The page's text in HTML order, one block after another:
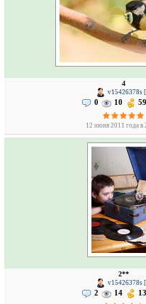
4
v15426378s
0 10 59
12 июня 2011 года в
2**
v15426378s
2 14 13